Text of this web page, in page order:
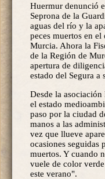
Huermur denunció
Seprona de la
aguas del río y la
peces muertos en el
Murcia. Ahora la
de la Región de
apertura de
estado del Segura a
Desde la
el estado
paso por la ciudad
manos a las
vez que llueve
ocasiones seguidas
muertos. Y cuando
vuele de color
este verano".